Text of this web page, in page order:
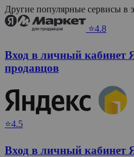
Другие популярные сервисы в
⭐4.8
Вход в личный кабинет
продавцов
⭐4.5
Вход в личный кабинет